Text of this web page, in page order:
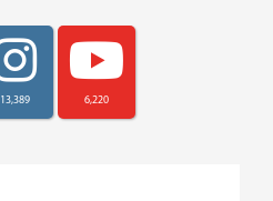
13,389 6,220